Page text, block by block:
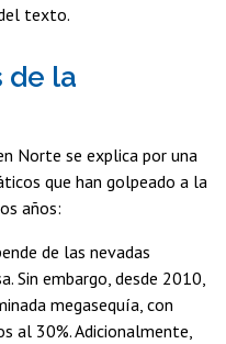
texto.
de la
Norte se explica por una
que han golpeado a la
años:
de las nevadas
Sin embargo, desde 2010,
megasequía, con
al 30%. Adicionalmente,